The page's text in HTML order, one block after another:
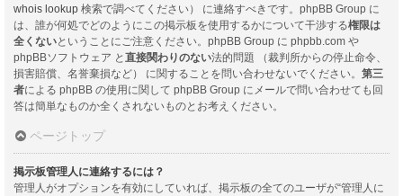
whois lookup 検索で調べてください） に連絡すべきです。phpBB Group に
は、誰が何処でどのようにこの掲示板を使用するかについて干渉する権限は
全くないということにご注意ください。phpBB Group に phpbb.com や
phpBBソフトウェア と 直接関わりのない法的問題 （裁判所からの停止命令、
損害賠償、名誉棄損など） に関することを問い合わせないでください。 第三
者による phpBB の使用に関して phpBB Group にメールで問い合わせても回
答は簡単なものか全くされないものとお考えください。
ページトップ
掲示板管理人に連絡するには？
管理人がオプションを有効にしていれば、掲示板の全てのユーザが“管理人に